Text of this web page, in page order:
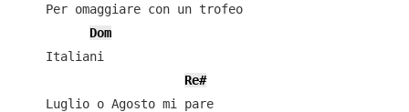
    Per omaggiare con un trofeo
Dom
    Italiani
Re#
    Luglio o Agosto mi pare